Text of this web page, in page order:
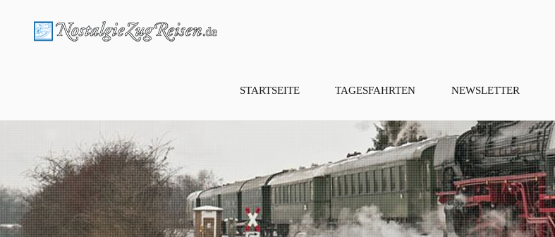
STARTSEITE TAGESFAHRTEN NEWSLETTER